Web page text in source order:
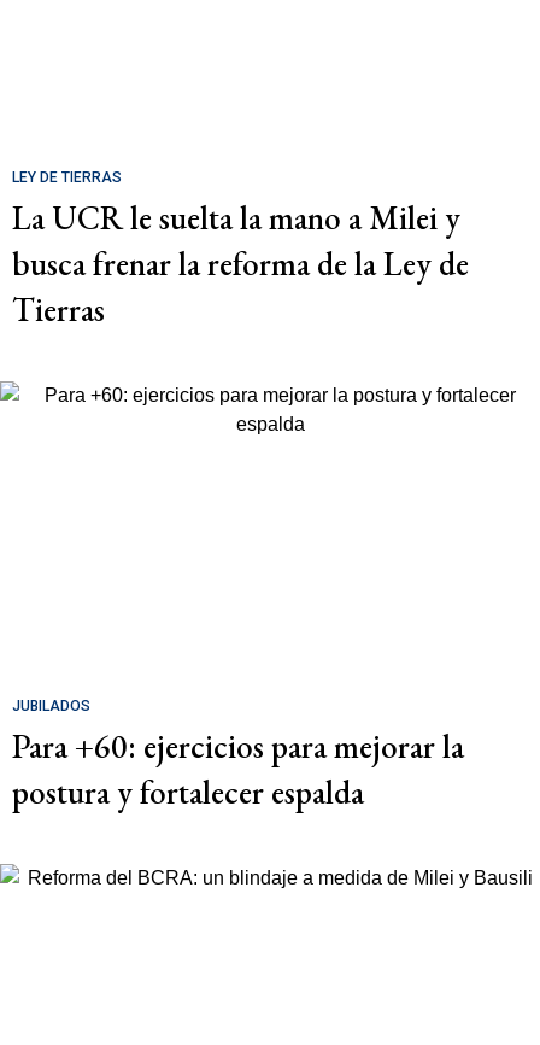
LEY DE TIERRAS
La UCR le suelta la mano a Milei y
busca frenar la reforma de la Ley de
Tierras
JUBILADOS
Para +60: ejercicios para mejorar la
postura y fortalecer espalda